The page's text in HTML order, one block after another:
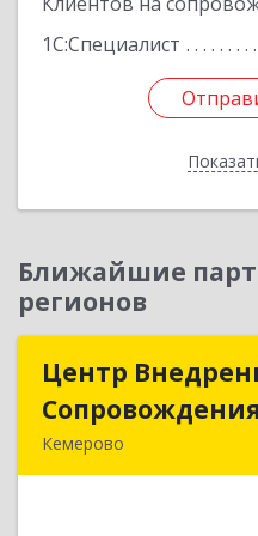
1С:Специалист
Ближайшие
регионов
Центр
Кемерово